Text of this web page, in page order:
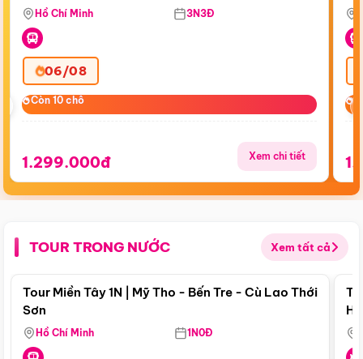
Hồ Chí Minh 3N3Đ
06/08
Còn 10 chỗ
Còn 10 chỗ
1.299.000đ Xem chi tiết
TOUR TRONG NƯỚC Xem tất cả
Điểm nổi bật
Tour Miền Tây 1N | Mỹ Tho - Bến Tre - Cù Lao Thới
Sơn
Hồ Chí Minh 1N0Đ